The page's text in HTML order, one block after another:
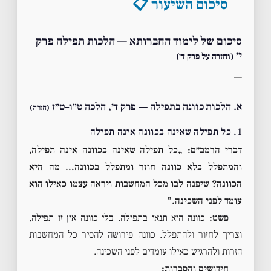
סיכום השיעור 📋
סיכום של לימוד החברותא — הלכות תפילה פרק
י׳ (וחזרה על פרק ד׳)
—
א. הלכות כוונה בתפילה — פרק ד׳, הלכה ט״ו–ט״ז (חזרה)
1. כל תפילה שאינה בכוונה אינה תפילה
דברי הרמב״ם: „כל תפילה שאינה בכוונה אינה תפילה,
והמתפלל בלא כוונה חוזר ומתפלל בכוונה… מה היא
הכוונה? שיפנה לבו מכל המחשבות ויראה עצמו כאילו הוא
עומד לפני השכינה.”
פשט: כוונה היא תנאי בתפילה. בלי כוונה אין זו תפילה,
וצריך לחזור ולהתפלל. כוונה פירושה להסיר כל המחשבות
הזרות ולהרגיש כאילו עומדים לפני השכינה.
חידושים והסברות: